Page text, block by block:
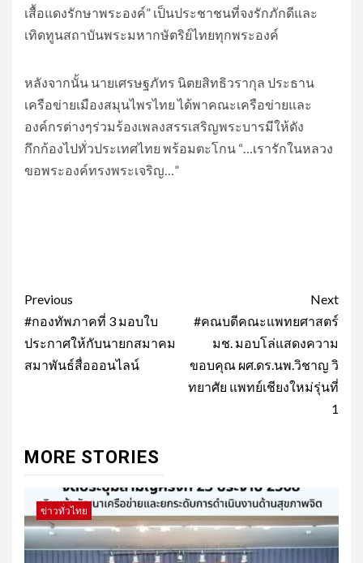
เสื้อแดงรักษาพระองค์” เป็นประชาชนที่จงรักภักดีและ
เทิดทูนสถาบันพระมหากษัตริย์ไทยทุกพระองค์
หลังจากนั้น นายเศรษฐภัทร นิตยสิทธิวรากุล ประธาน
เครือข่ายเมืองสมุนไพรไทย ได้พาคณะเครือข่ายและ
องค์กรต่างๆร่วมร้องเพลงสรรเสริญพระบารมีให้ดัง
กึกก้องไปทั่วประเทศไทย พร้อมตะโกน “…เรารักในหลวง
ขอพระองค์ทรงพระเจริญ…”
Post
navigation
Previous
#กองทัพภาคที่ 3 มอบใบ
ประกาศให้กับนายกสมาคม
สมาพันธ์สื่อออนไลน์
Next
#คณบดีคณะแพทยศาสตร์
มช. มอบโล่แสดงความ
ขอบคุณ ผศ.ดร.นพ.วิชาญ วิ
ทยาศัย แพทย์เชียงใหม่รุ่นที่
1
MORE STORIES
ข่าวทั่วไทย